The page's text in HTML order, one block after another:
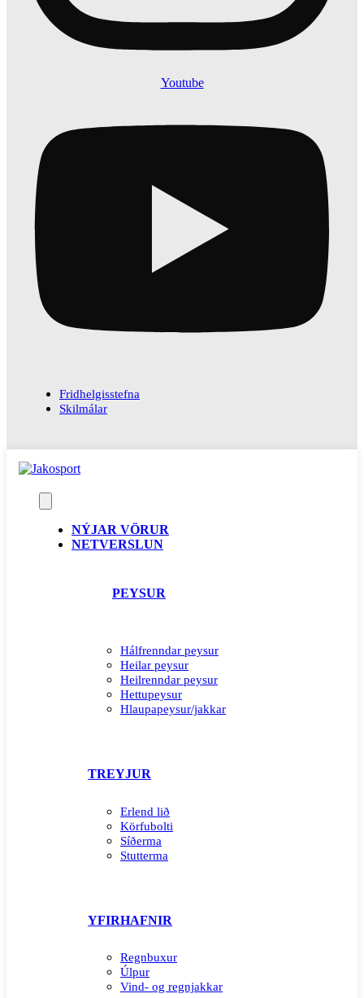
Youtube
Fridhelgisstefna
Skilmálar
NÝJAR VÖRUR
NETVERSLUN
PEYSUR
Hálfrenndar peysur
Heilar peysur
Heilrenndar peysur
Hettupeysur
Hlaupapeysur/jakkar
TREYJUR
Erlend lið
Körfubolti
Síðerma
Stutterma
YFIRHAFNIR
Regnbuxur
Úlpur
Vind- og regnjakkar